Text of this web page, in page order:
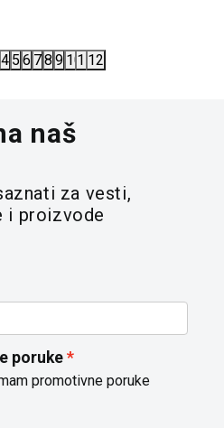
4 5 6 78 9 101112
naš
za vesti,
i proizvode
poruke
promotivne poruke